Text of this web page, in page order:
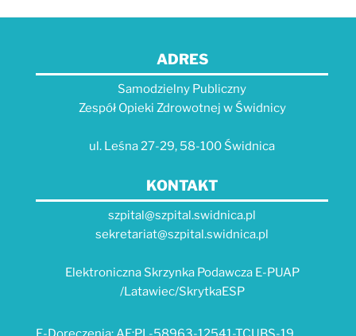
ADRES
Samodzielny Publiczny
Zespół Opieki Zdrowotnej w Świdnicy
ul. Leśna 27-29, 58-100 Świdnica
KONTAKT
szpital@szpital.swidnica.pl
sekretariat@szpital.swidnica.pl
Elektroniczna Skrzynka Podawcza E-PUAP
/Latawiec/SkrytkaESP